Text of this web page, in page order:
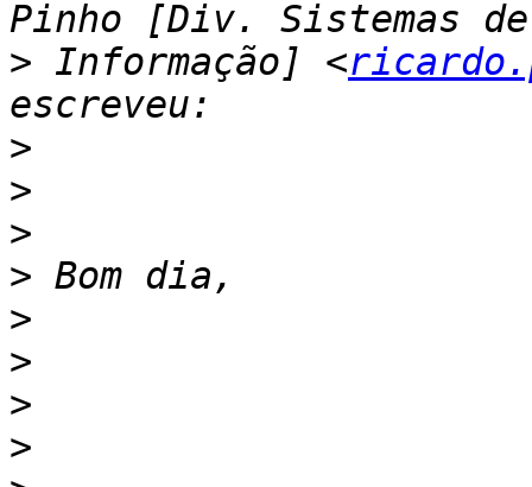
> Informação] <
>
>
>
>
>
>
>
>